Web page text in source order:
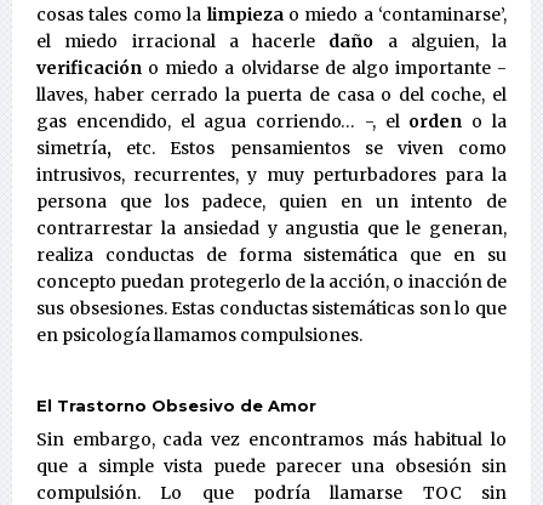
cosas tales como la limpiezao miedo a ‘contaminarse’,
el miedo irracional a hacerle daño a alguien, la
verificación o miedo a olvidarse de algo importante -
llaves, haber cerrado la puerta de casa o del coche, el
gas encendido, el agua corriendo… -, el orden o la
simetría, etc. Estos pensamientos se viven como
intrusivos, recurrentes, y muy perturbadores para la
persona que los padece, quien en un intento de
contrarrestar la ansiedad y angustia que le generan,
realiza conductas de forma sistemática que en su
concepto puedan protegerlo de la acción, o inacción de
sus obsesiones. Estas conductas sistemáticas son lo que
en psicología llamamos compulsiones.
El Trastorno Obsesivo de Amor
Sin embargo, cada vez encontramos más habitual lo
que a simple vista puede parecer una obsesión sin
compulsión. Lo que podría llamarse TOC sin